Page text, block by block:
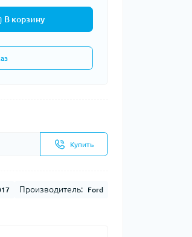
В корзину
Купить
Производитель: Ford